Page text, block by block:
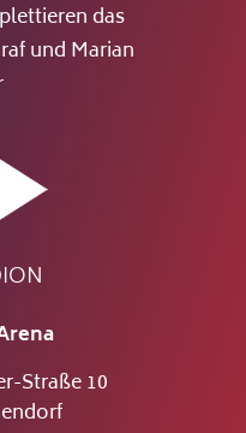
das
und Marian
Straße 10